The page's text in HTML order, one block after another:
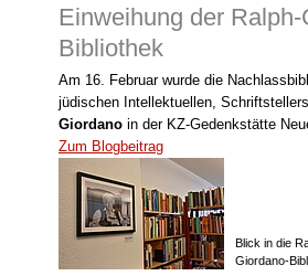
Einweihung der
Bibliothek
Am 16. Februar wurde die
jüdischen Intellektuellen,
Giordano in der KZ-Gedenkstätte
Zum Blogbeitrag
Blick in die
Giordano-